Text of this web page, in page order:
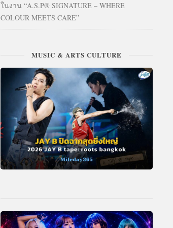
ในงาน “A.S.P® SIGNATURE – WHERE
COLOUR MEETS CARE”
MUSIC & ARTS CULTURE